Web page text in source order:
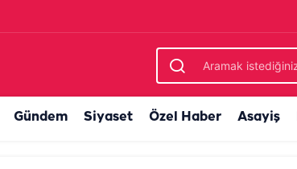
Gündem Siyaset Özel Haber Asayiş